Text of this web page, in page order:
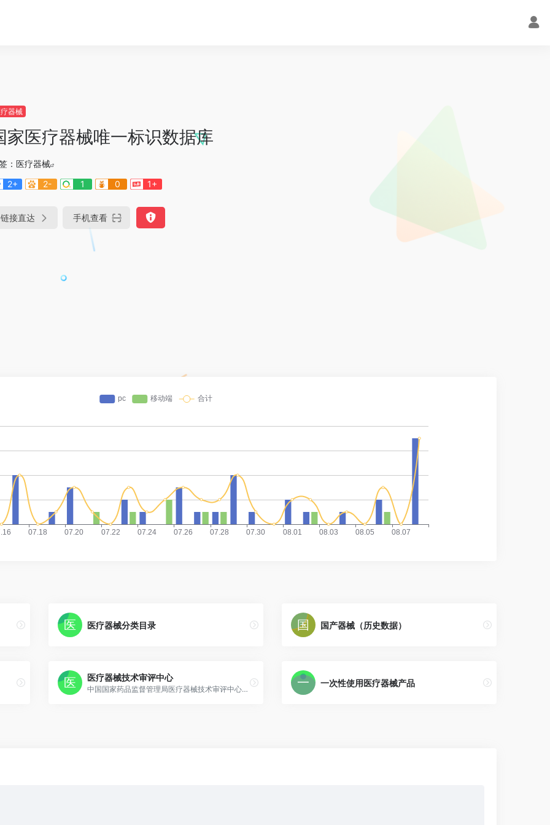
器械
家医疗器械唯一标识数据库
： 医疗器械
2+
2- 1 0 1+
链接直达 手机查看
医疗器械分类目录 国产器械（历史数据）
医疗器械技术审评中心
中国国家药品监督管理局医疗器械技术审评中心（CMDE）官网，可查询医疗器械注册审评受理情况。
一次性使用医疗器械产品